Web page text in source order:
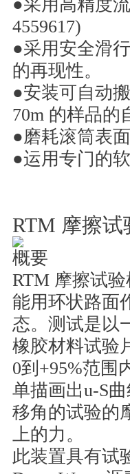
●采用高精度
4559617)
●采用安全滑
的再现性。
●安装可自动
70m 的样品的
●磨耗滚筒表
●运用专门的
RTM 摩擦试
概要
RTM 摩擦试
能用环状路面
态。测试是以
橡胶材料试验
0到+95%范围
单描画出u-S
移角的试验的
上的力。
此装置具有试